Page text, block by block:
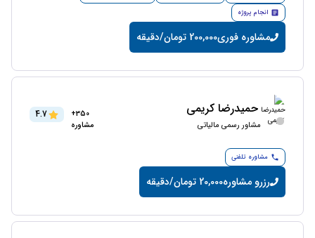
انجام پروژه
مشاوره فوری200,000 تومان/دقیقه
حمیدرضا کریمی
مشاور رسمی مالیاتی
350+
مشاوره
4.7
مشاوره تلفنی
رزرو مشاوره20,000 تومان/دقیقه